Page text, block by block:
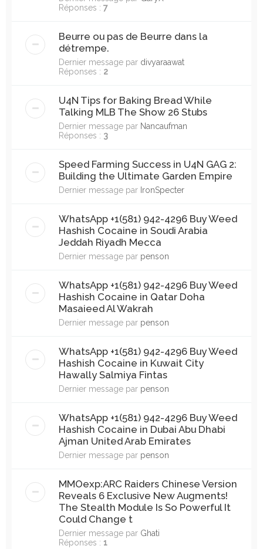
Réponses : 7
Beurre ou pas de Beurre dans la
détrempe.
Dernier message par divyaraawat
Réponses : 2
U4N Tips for Baking Bread While
Talking MLB The Show 26 Stubs
Dernier message par Nancaufman
Réponses : 3
Speed Farming Success in U4N GAG 2:
Building the Ultimate Garden Empire
Dernier message par IronSpecter
WhatsApp +1(581) 942-4296 Buy Weed
Hashish Cocaine in Soudi Arabia
Jeddah Riyadh Mecca
Dernier message par penson
WhatsApp +1(581) 942-4296 Buy Weed
Hashish Cocaine in Qatar Doha
Masaieed Al Wakrah
Dernier message par penson
WhatsApp +1(581) 942-4296 Buy Weed
Hashish Cocaine in Kuwait City
Hawally Salmiya Fintas
Dernier message par penson
WhatsApp +1(581) 942-4296 Buy Weed
Hashish Cocaine in Dubai Abu Dhabi
Ajman United Arab Emirates
Dernier message par penson
MMOexp:ARC Raiders Chinese Version
Reveals 6 Exclusive New Augments!
The Stealth Module Is So Powerful It
Could Change t
Dernier message par Ghati
Réponses : 1